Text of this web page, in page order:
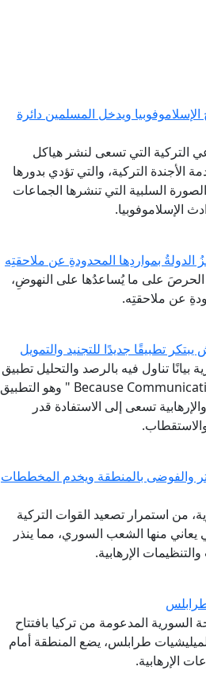
ويدخل المسلمين دائرة
التركية التي تسعى لنشر هياكل
التركية، والتي تؤدي بدورها
السلبية التي تنشرها الجماعات
الإسلاموفوبيا.
بمواردِها المحدودةِ عن ملاحقتِه
الحرصَ على ما يُساعدُها على النهوضِ،
عن ملاحقتِه.
بيانًا تناول فيه بالرصد والتحليل تطبيق
التواصل الحديث التابع لتنظيم "داعش" والمعروف باسم "Because Communication Matters " وهو التطبيق
تسعى إلى الاستفادة قدر
والفوضى بالمنطقة ويخدم المخططات
من استمرار تصعيد القوات التركية
يعاني منها الشعب السوري، مما ينذر
الإرهابية.
طرابلس
السورية المدعومة من تركيا بافتتاح
طرابلس، يضع المنطقة أمام
الإرهابية.